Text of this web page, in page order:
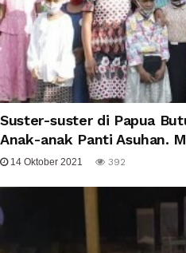
Suster-suster di Papua
Anak-anak Panti Asuhan.
14 Oktober 2021 392